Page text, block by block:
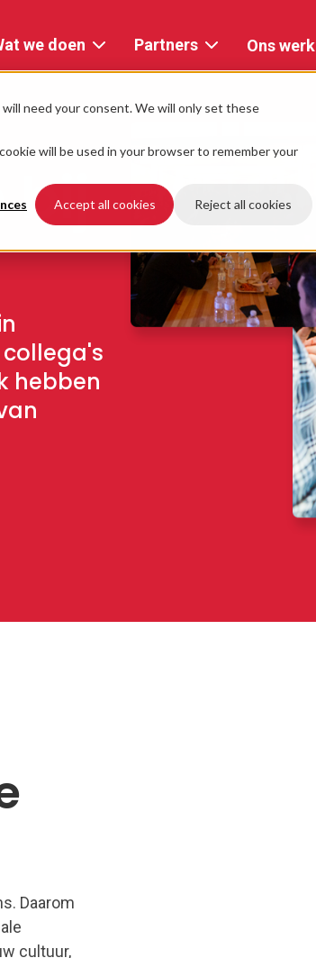
need your consent. We will only set these
will be used in your browser to remember your
Accept all cookies Reject all cookies
we doen
&
Data
&
Integraties
Engineering
Cloud
Partners
Partner
Cloud
Microsoft
Azure
Snowflake
Ons werk
bij
collega's
hebben
Daarom
cultuur,